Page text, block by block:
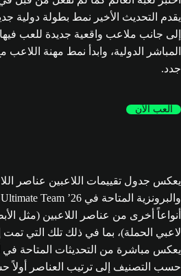
إلى جانب ملاعب واقعية جديدة للعب
المباشر الدولية، وابدأ نمط مهنة اللاعب
جدد.
العب الآن
يعكس جدول تقييمات اللاعبين عناصر
أنواعاً أخرى من عناصر اللاعبين (مثل
لاعبي الحملة)، بما في ذلك تلك التي تمت
يعكس مباشرة من التحديثات المتاحة في
حسب التصنيف إلى ترتيب العناصر أولاً